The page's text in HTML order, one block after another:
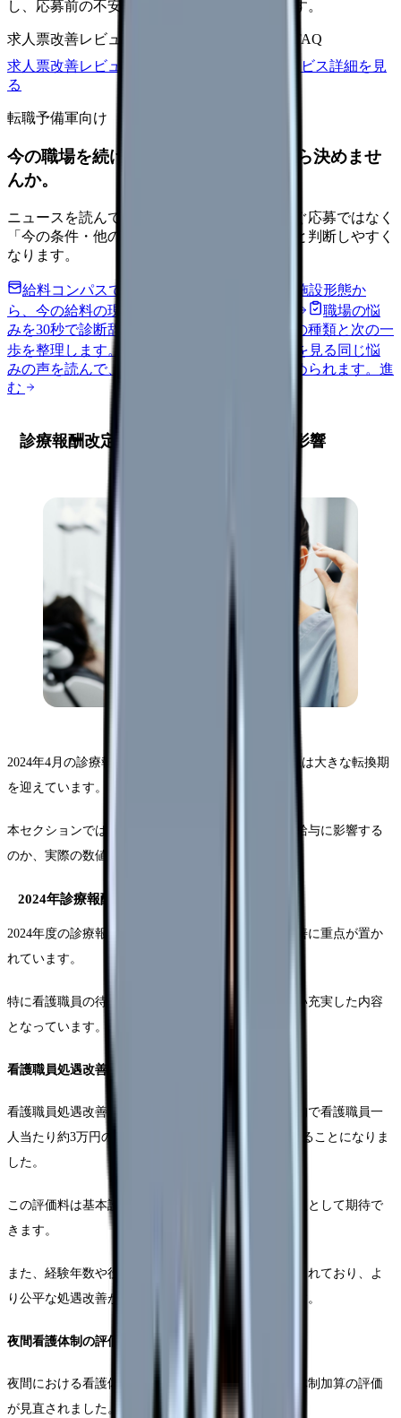
し、応募前の不安を減らす求人票へ改善します。
求人票改善レビュー
応募前FAQ
求人票改善レビューの見積もりを依頼
サービス詳細を見
る
転職予備軍向け
今の職場を続けるか、条件を比べてから決めませ
んか。
ニュースを読んで不安が強くなった時は、すぐ応募ではなく
「今の条件・他の選択肢・相談先」を分けると判断しやすく
なります。
給料コンパスで比較する
地域・経験年数・施設形態か
ら、今の給料の現在地を確認できます。
職場の悩
みを30秒で診断辞めるべきか迷う前に、悩みの種類と次の一
歩を整理します。
匿名掲示板で本音を見る 同じ悩
みの声を読んで、今の職場だけの問題か確かめられます。 進
む
診療報酬改定が看護師の給与に与える影響
2024年4月の診療報酬改定により、看護師の給与体系は大きな転換期
を迎えています。
本セクションでは、改定内容が具体的にどのように給与に影響する
のか、実際の数値とともに詳しく解説します。
2024年診療報酬改定のポイント
2024年度の診療報酬改定では、医療従事者の処遇改善に重点が置か
れています。
特に看護職員の待遇改善については、これまでにない充実した内容
となっています。
看護職員処遇改善評価料の新設
看護職員処遇改善評価料が新たに創設され、月額平均で看護職員一
人当たり約3万円の処遇改善に相当する評価が行われることになりま
した。
この評価料は基本診療料に組み込まれ、継続的な収入として期待で
きます。
また、経験年数や役職に応じた段階的な評価も導入されており、よ
り公平な処遇改善が実現できる仕組みとなっています。
夜間看護体制の評価見直し
夜間における看護体制の充実を図るため、夜間看護体制加算の評価
が見直されました。